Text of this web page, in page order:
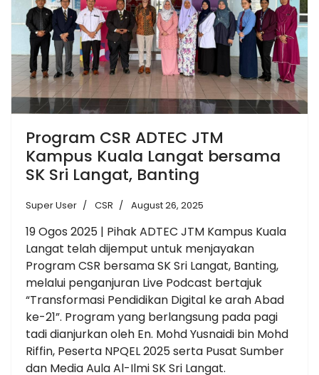
Program CSR ADTEC JTM
Kampus Kuala Langat bersama
SK Sri Langat, Banting
Super User CSR August 26, 2025
19 Ogos 2025 | Pihak ADTEC JTM Kampus Kuala
Langat telah dijemput untuk menjayakan
Program CSR bersama SK Sri Langat, Banting,
melalui penganjuran Live Podcast bertajuk
“Transformasi Pendidikan Digital ke arah Abad
ke-21”. Program yang berlangsung pada pagi
tadi dianjurkan oleh En. Mohd Yusnaidi bin Mohd
Riffin, Peserta NPQEL 2025 serta Pusat Sumber
dan Media Aula Al-Ilmi SK Sri Langat.